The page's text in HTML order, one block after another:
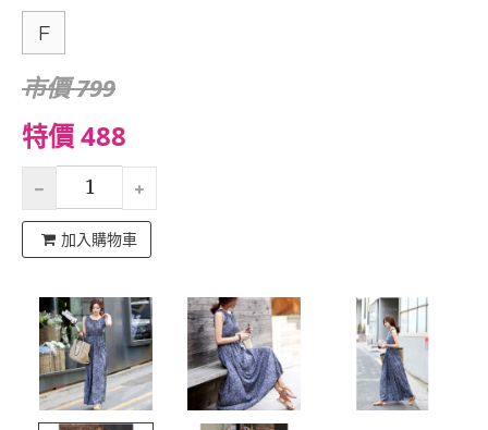
F
市價 799
特價 488
加入購物車